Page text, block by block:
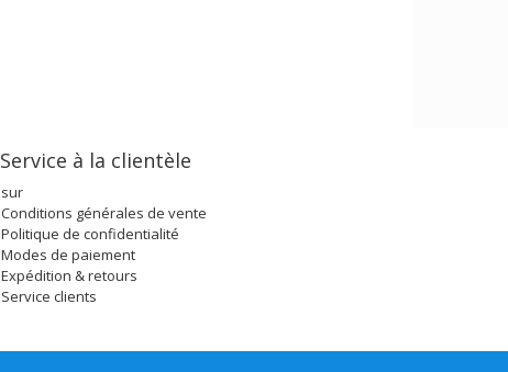
Service à la clientèle
sur
Conditions générales de vente
Politique de confidentialité
Modes de paiement
Expédition & retours
Service clients